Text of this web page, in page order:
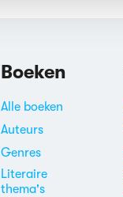
Boeken
Alle boeken
Auteurs
Genres
Literaire
thema's